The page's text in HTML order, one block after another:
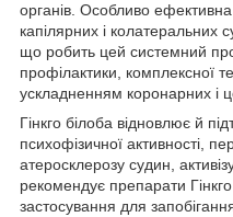
органів. Особливо
капілярних і колатеральних
що робить цей системний
профілактики, комплексної
ускладненням коронарних і
Гінкго білоба відновлює й
психофізичної активності,
атеросклерозу судин,
рекомендує препарати
застосування для